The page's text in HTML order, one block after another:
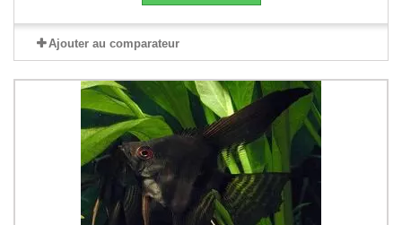
Ajouter au comparateur